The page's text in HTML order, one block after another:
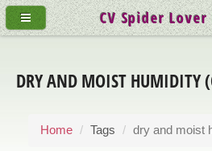
DRY AND MOIST HUMIDITY
Home Tags dry and moist
CV Spider